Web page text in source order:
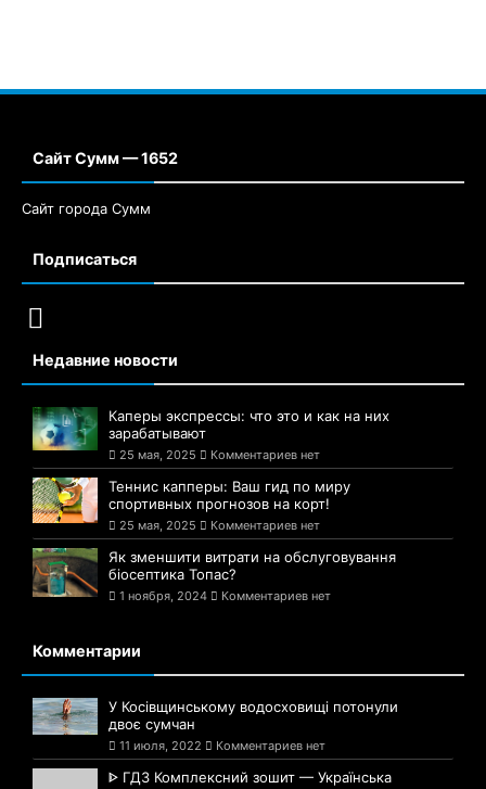
Сайт Сумм — 1652
Сайт города Сумм
Подписаться
Недавние новости
Каперы экспрессы: что это и как на них
зарабатывают
25 мая, 2025 Комментариев нет
Теннис капперы: Ваш гид по миру
спортивных прогнозов на корт!
25 мая, 2025 Комментариев нет
Як зменшити витрати на обслуговування
біосептика Топас?
1 ноября, 2024 Комментариев нет
Комментарии
У Косівщинському водосховищі потонули
двоє сумчан
11 июля, 2022 Комментариев нет
ᐈ ГДЗ Комплексний зошит — Українська